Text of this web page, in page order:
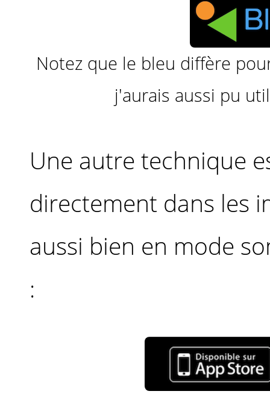
Notez que le bleu diffère
j'aurais aussi pu
Une autre technique
directement dans les
aussi bien en mode
: